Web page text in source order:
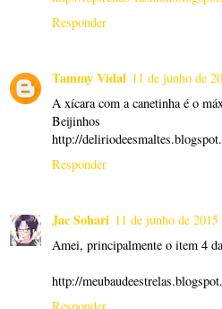
Responder
Tammy Vidal 11 de junho de
A xícara com a canetinha é o
Beijinhos
http://
Responder
Jac Sohari 11 de junho de
Amei, principalmente o item 4
http://